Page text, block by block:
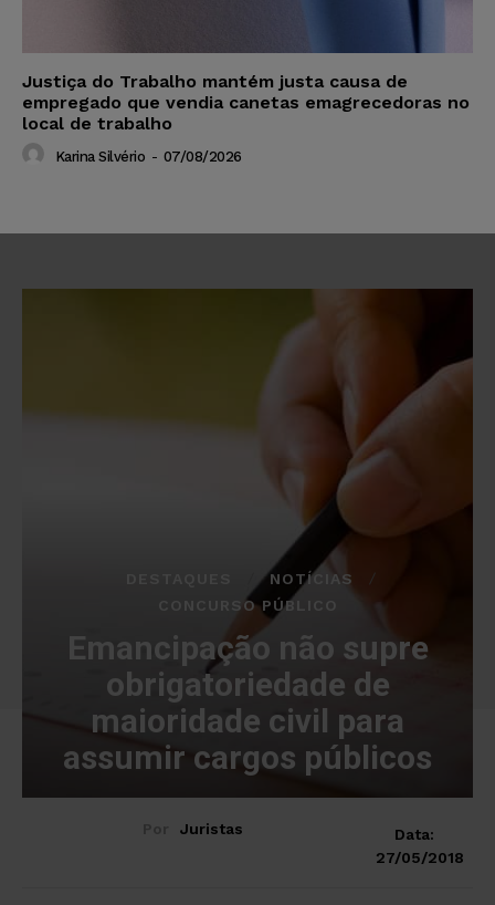
Justiça do Trabalho mantém justa causa de
empregado que vendia canetas emagrecedoras no
local de trabalho
Karina Silvério - 07/08/2026